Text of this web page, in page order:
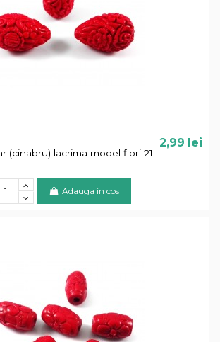
(cinabru) lacrima model flori 21
2,99 lei
Adauga in cos